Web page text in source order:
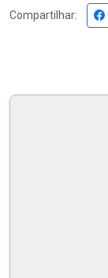
Compartilhar: